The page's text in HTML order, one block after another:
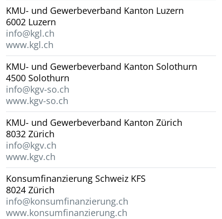
KMU- und Gewerbeverband Kanton Luzern
6002 Luzern
info@kgl.ch
www.kgl.ch
KMU- und Gewerbeverband Kanton Solothurn
4500 Solothurn
info@kgv-so.ch
www.kgv-so.ch
KMU- und Gewerbeverband Kanton Zürich
8032 Zürich
info@kgv.ch
www.kgv.ch
Konsumfinanzierung Schweiz KFS
8024 Zürich
info@konsumfinanzierung.ch
www.konsumfinanzierung.ch